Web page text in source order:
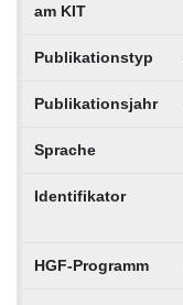
am KIT
Publikationstyp
Publikationsjahr
Sprache
Identifikator
HGF-Programm